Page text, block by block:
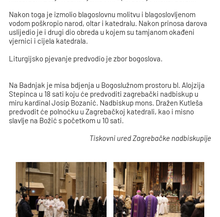
Nakon toga je izmolio blagoslovnu molitvu i blagoslovljenom
vodom poškropio narod, oltar i katedralu. Nakon prinosa darova
uslijedio je i drugi dio obreda u kojem su tamjanom okađeni
vjernici i cijela katedrala.
Liturgijsko pjevanje predvodio je zbor bogoslova.
Na Badnjak je misa bdjenja u Bogoslužnom prostoru bl. Alojzija
Stepinca u 18 sati koju će predvoditi zagrebački nadbiskup u
miru kardinal Josip Bozanić. Nadbiskup mons. Dražen Kutleša
predvodit će polnoćku u Zagrebačkoj katedrali, kao i misno
slavlje na Božić s početkom u 10 sati.
Tiskovni ured Zagrebačke nadbiskupije